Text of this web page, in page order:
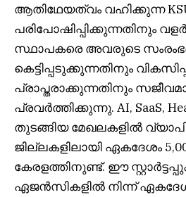
ആതിഥേയത്വം വഹിക്കുന്ന
പരിപോഷിപ്പിക്കുന്നതിനും
സ്ഥാപകരെ അവരുടെ
കെട്ടിപ്പടുക്കുന്നതിനും
പ്രാപ്തരാക്കുന്നതിനും
പ്രവർത്തിക്കുന്നു. AI, SaaS,
തുടങ്ങിയ മേഖലകളിൽ
ജില്ലകളിലായി ഏകദേശം
കേരളത്തിനുണ്ട്. ഈ
ഏജൻസികളിൽ നിന്ന്